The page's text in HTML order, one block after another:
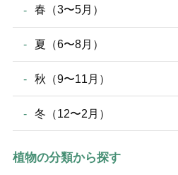
春（3〜5月）
夏（6〜8月）
秋（9〜11月）
冬（12〜2月）
植物の分類から探す